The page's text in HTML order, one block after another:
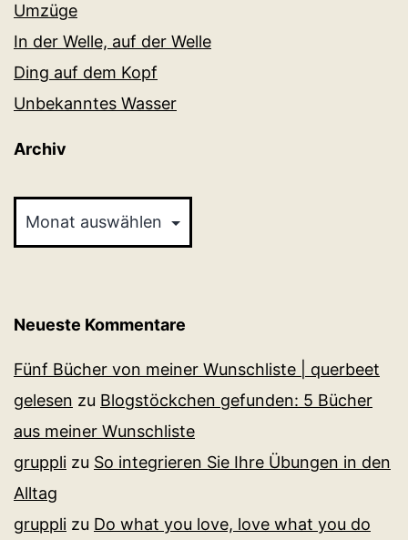
Umzüge
In der Welle, auf der Welle
Ding auf dem Kopf
Unbekanntes Wasser
Archiv
Neueste Kommentare
Fünf Bücher von meiner Wunschliste | querbeet
gelesen zu Blogstöckchen gefunden: 5 Bücher
aus meiner Wunschliste
gruppli zu So integrieren Sie Ihre Übungen in den
Alltag
gruppli zu Do what you love, love what you do